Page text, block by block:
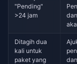
"Pending"
>24 jam
Ditagih dua
kali untuk
paket yang